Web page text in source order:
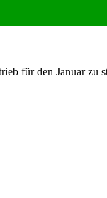
für den Januar zu